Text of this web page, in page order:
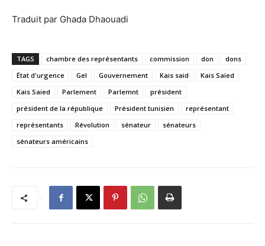
Traduit par Ghada Dhaouadi
TAGS chambre des représentants commission don
dons
État d'urgence
Gel Gouvernement Kais said
Kais Saïed
Kais Saied
Parlement Parlemnt
président
président de la république
Président tunisien
représentant
représentants
Révolution sénateur
sénateurs
sénateurs américains